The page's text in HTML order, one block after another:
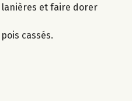
lanières et faire dorer
cassés.